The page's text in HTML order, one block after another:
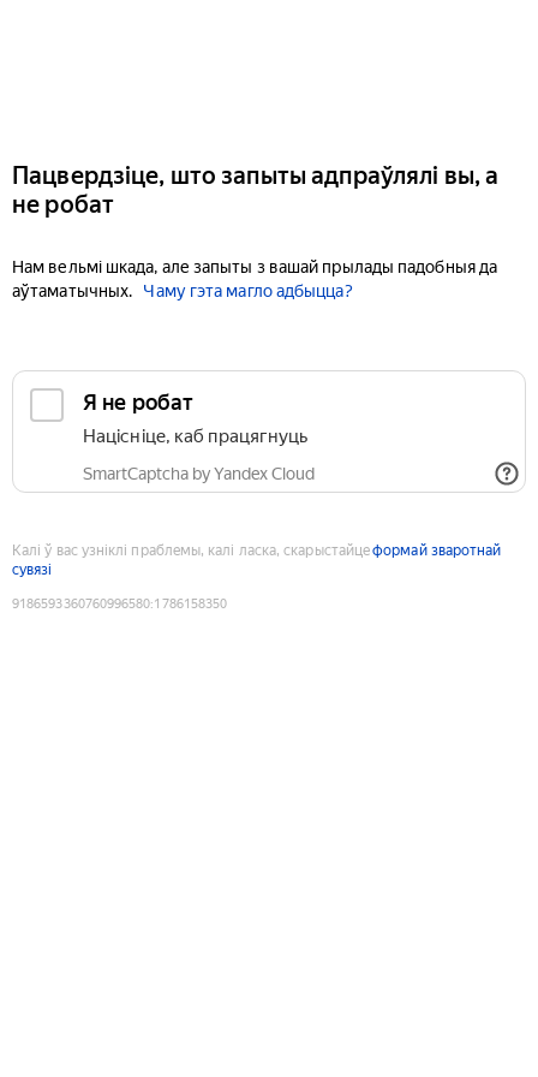
Пацвердзіце, што запыты адпраўлялі вы, а
не робат
Нам вельмі шкада, але запыты з вашай прылады падобныя да
аўтаматычных.
Чаму гэта магло адбыцца?
Я не робат
Націсніце, каб працягнуць
SmartCaptcha by Yandex Cloud
Калі ў вас узніклі праблемы, калі ласка, скарыстайцеформай зваротнай
сувязі
9186593360760996580:1786158350